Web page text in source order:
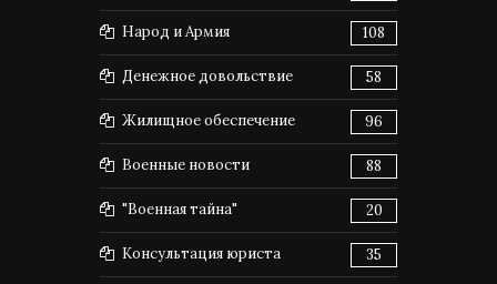
Народ и Армия 108
Денежное довольствие 58
Жилищное обеспечение 96
Военные новости 88
"Военная тайна" 20
Консультация юриста 35